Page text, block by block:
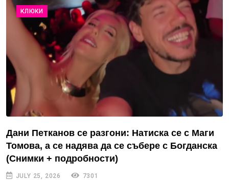
КЛЮКИ
Дани Петканов се разгони: Натиска се с Маги
Томова, а се надява да се събере с Богданска
(Снимки + подробности)
JULY 25, 2026 7301